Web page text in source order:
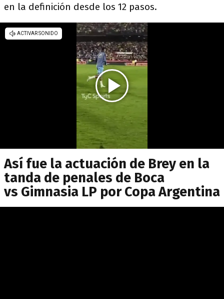
en la definición desde los 12 pasos.
Así fue la actuación de Brey en la
tanda de penales de Boca
vs Gimnasia LP por Copa Argentina